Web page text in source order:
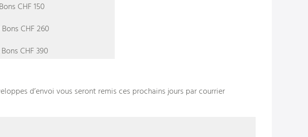
CHF 150
Bons CHF 260
Bons CHF 390
d’envoi vous seront remis ces prochains jours par courrier